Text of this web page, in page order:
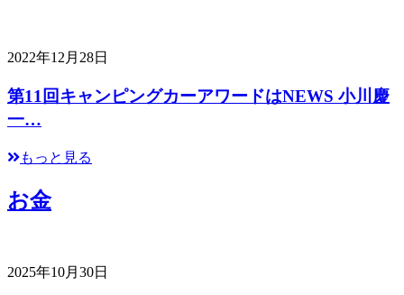
2022年12月28日
第11回キャンピングカーアワードはNEWS 小川慶
一…
もっと見る
お金
2025年10月30日